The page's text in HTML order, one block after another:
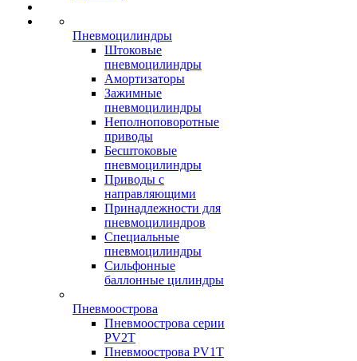
Пневмоцилиндры
Штоковые
пневмоцилиндры
Амортизаторы
Зажимные
пневмоцилиндры
Неполноповоротные
приводы
Бесштоковые
пневмоцилиндры
Приводы с
направляющими
Принадлежности для
пневмоцилиндров
Специальные
пневмоцилиндры
Сильфонные
баллонные цилиндры
Пневмоострова
Пневмоострова серии
PV2T
Пневмоострова PV1T